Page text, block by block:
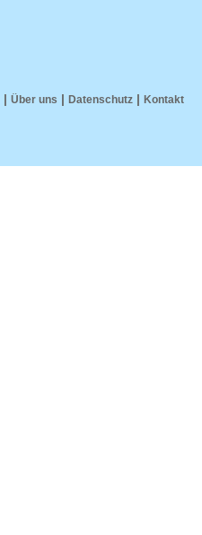
| Über uns | Datenschutz | Kontakt